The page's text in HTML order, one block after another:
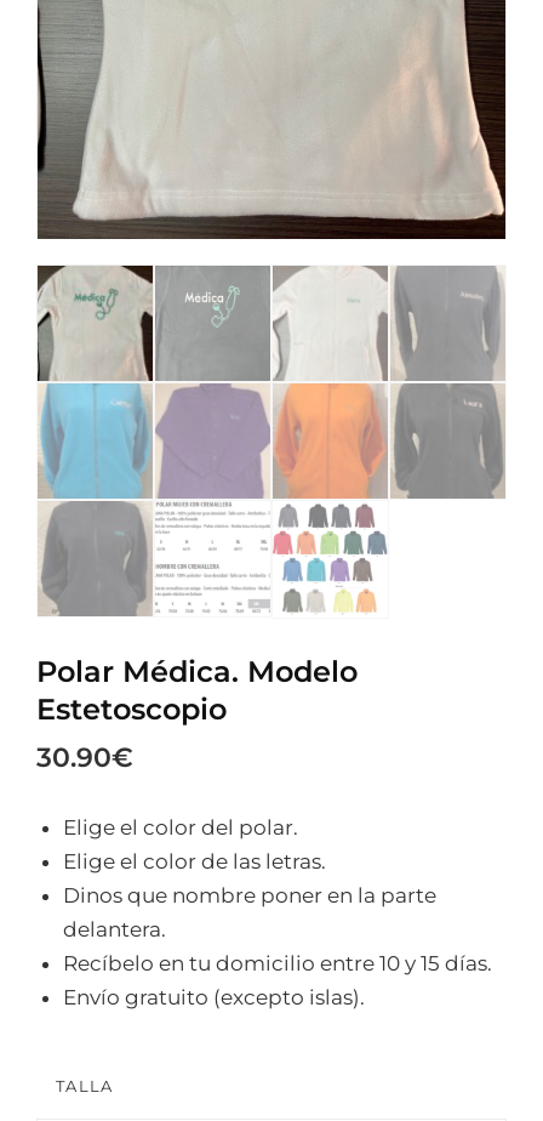
Polar Médica. Modelo
Estetoscopio
30.90€
Elige el color del polar.
Elige el color de las letras.
Dinos que nombre poner en la parte
delantera.
Recíbelo en tu domicilio entre 10 y 15 días.
Envío gratuito (excepto islas).
TALLA